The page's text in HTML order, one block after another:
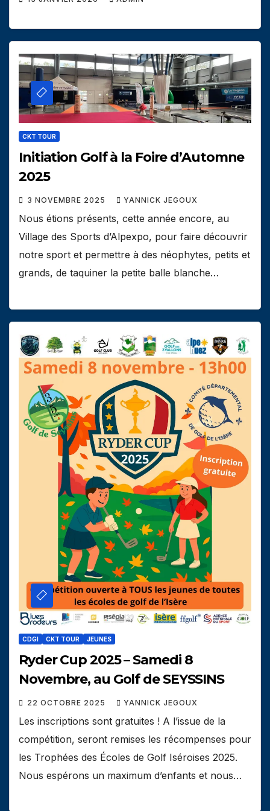
CKT TOUR
Initiation Golf à la Foire d’Automne
2025
3 NOVEMBRE 2025 YANNICK JEGOUX
Nous étions présents, cette année encore, au
Village des Sports d’Alpexpo, pour faire découvrir
notre sport et permettre à des néophytes, petits et
grands, de taquiner la petite balle blanche…
CDGI CKT TOUR JEUNES
Ryder Cup 2025 – Samedi 8
Novembre, au Golf de SEYSSINS
22 OCTOBRE 2025 YANNICK JEGOUX
Les inscriptions sont gratuites ! A l’issue de la
compétition, seront remises les récompenses pour
les Trophées des Écoles de Golf Iséroises 2025.
Nous espérons un maximum d’enfants et nous…